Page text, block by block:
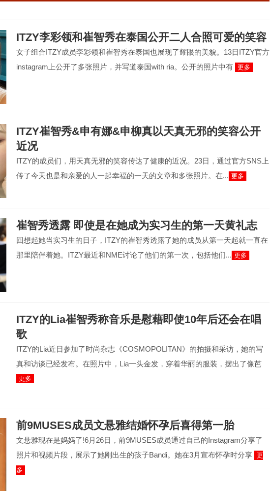
ITZY李彩领和崔智秀在泰国公开二人合照可爱的笑容
女子组合ITZY成员李彩领和崔智秀在泰国也展现了耀眼的美貌。13日ITZY官方
instagram上公开了多张照片，并写道泰国with ria。公开的照片中有 更多
ITZY崔智秀&申有娜&申柳真以天真无邪的笑容公开
近况
ITZY的成员们，用天真无邪的笑容传达了健康的近况。23日，通过官方SNS上
传了今天也是和亲爱的人一起幸福的一天的文章和多张照片。在... 更多
崔智秀透露 即使是在她成为实习生的第一天黄礼志
回想起她当实习生的日子，ITZY的崔智秀透露了她的成员从第一天起就一直在
那里陪伴着她。ITZY最近和NME讨论了他们的第一次，包括他们... 更多
ITZY的Lia崔智秀称音乐是慰藉即使10年后还会在唱
歌
ITZY的Lia近日参加了时尚杂志《COSMOPOLITAN》的拍摄和采访，她的写
真和访谈已经发布。在照片中，Lia一头金发，穿着华丽的服装，摆出了像芭
更多
前9MUSES成员文悬雅结婚怀孕后喜得第一胎
文悬雅现在是妈妈了!6月26日，前9MUSES成员通过自己的Instagram分享了
照片和视频片段，展示了她刚出生的孩子Bandi。她在3月宣布怀孕时分享 更
多